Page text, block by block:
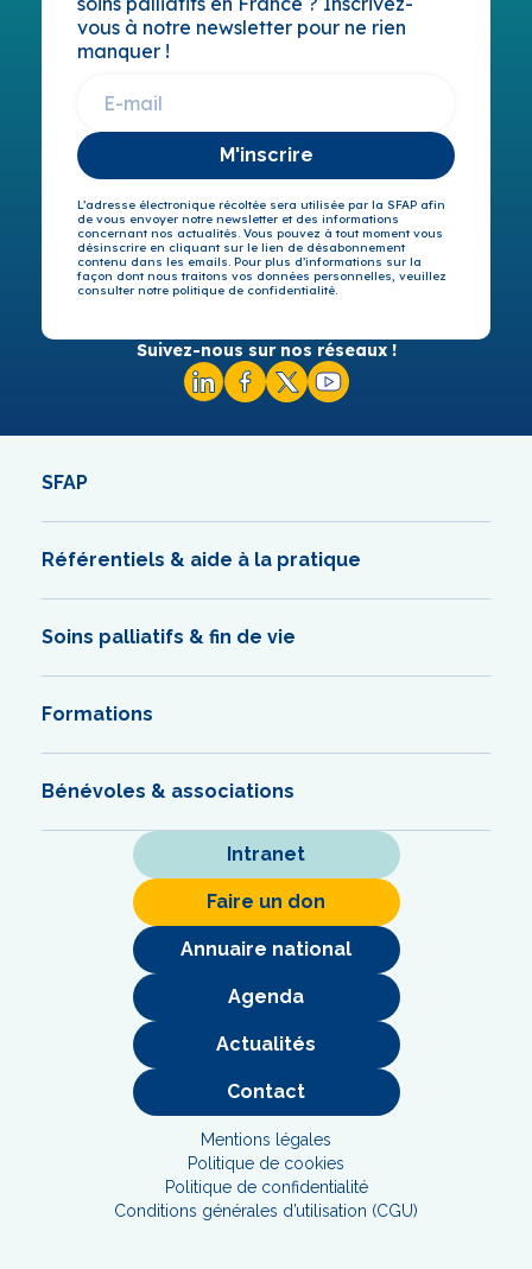
vous à notre newsletter pour ne rien
manquer !
M'inscrire
L’adresse électronique récoltée sera utilisée par la SFAP afin
de vous envoyer notre newsletter et des informations
concernant nos actualités. Vous pouvez à tout moment vous
désinscrire en cliquant sur le lien de désabonnement
contenu dans les emails. Pour plus d’informations sur la
façon dont nous traitons vos données personnelles, veuillez
consulter notre politique de confidentialité.
Suivez-nous sur nos réseaux !
SFAP
Référentiels & aide à la pratique
Soins palliatifs & fin de vie
Formations
Bénévoles & associations
Intranet
Faire un don
Annuaire national
Agenda
Actualités
Contact
Mentions légales
Politique de cookies
Politique de confidentialité
Conditions générales d’utilisation (CGU)